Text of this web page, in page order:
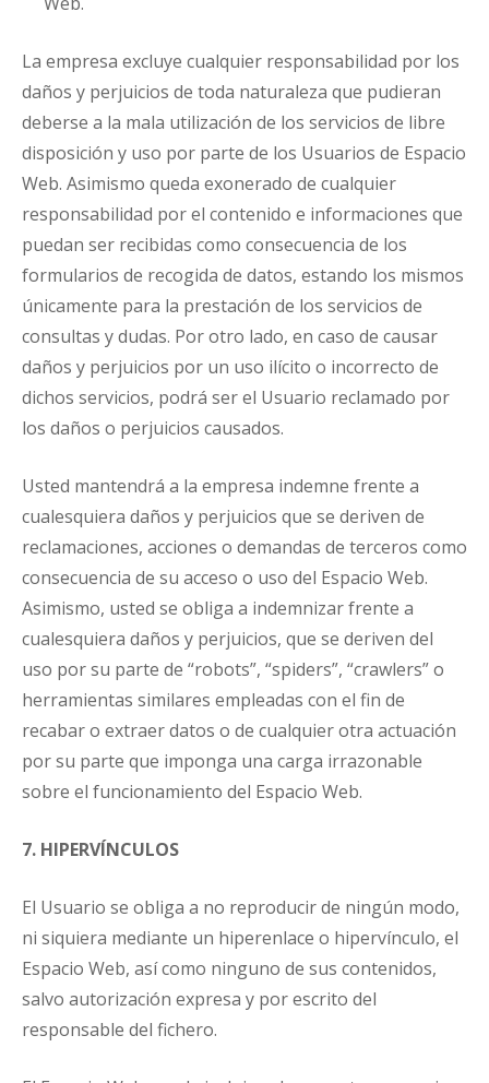
La empresa excluye cualquier responsabilidad por los
daños y perjuicios de toda naturaleza que pudieran
deberse a la mala utilización de los servicios de libre
disposición y uso por parte de los Usuarios de Espacio
Web. Asimismo queda exonerado de cualquier
responsabilidad por el contenido e informaciones que
puedan ser recibidas como consecuencia de los
formularios de recogida de datos, estando los mismos
únicamente para la prestación de los servicios de
consultas y dudas. Por otro lado, en caso de causar
daños y perjuicios por un uso ilícito o incorrecto de
dichos servicios, podrá ser el Usuario reclamado por
los daños o perjuicios causados.
Usted mantendrá a la empresa indemne frente a
cualesquiera daños y perjuicios que se deriven de
reclamaciones, acciones o demandas de terceros como
consecuencia de su acceso o uso del Espacio Web.
Asimismo, usted se obliga a indemnizar frente a
cualesquiera daños y perjuicios, que se deriven del
uso por su parte de “robots”, “spiders”, “crawlers” o
herramientas similares empleadas con el fin de
recabar o extraer datos o de cualquier otra actuación
por su parte que imponga una carga irrazonable
sobre el funcionamiento del Espacio Web.
7. HIPERVÍNCULOS
El Usuario se obliga a no reproducir de ningún modo,
ni siquiera mediante un hiperenlace o hipervínculo, el
Espacio Web, así como ninguno de sus contenidos,
salvo autorización expresa y por escrito del
responsable del fichero.